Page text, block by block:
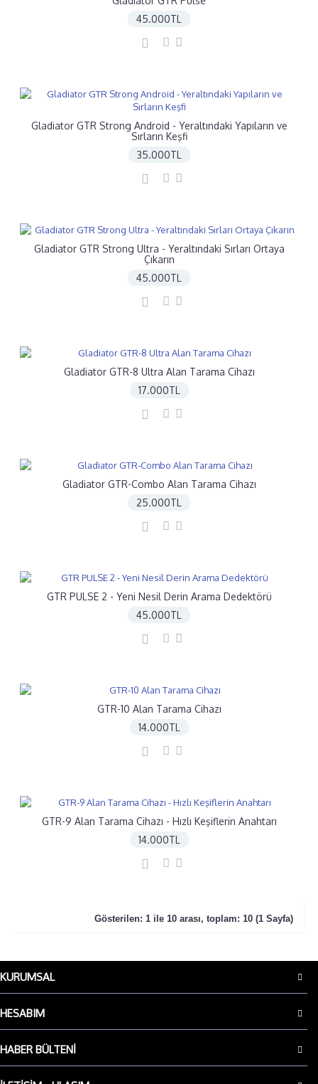
45.000TL
Gladiator GTR Strong Android - Yeraltındaki Yapıların ve
Sırların Keşfi
35.000TL
Gladiator GTR Strong Ultra - Yeraltındaki Sırları Ortaya
Çıkarın
45.000TL
Gladiator GTR-8 Ultra Alan Tarama Cihazı
17.000TL
Gladiator GTR-Combo Alan Tarama Cihazı
25.000TL
GTR PULSE 2 - Yeni Nesil Derin Arama Dedektörü
45.000TL
GTR-10 Alan Tarama Cihazı
14.000TL
GTR-9 Alan Tarama Cihazı - Hızlı Keşiflerin Anahtarı
14.000TL
Gösterilen: 1 ile 10 arası, toplam: 10 (1 Sayfa)
KURUMSAL
HESABIM
HABER BÜLTENI